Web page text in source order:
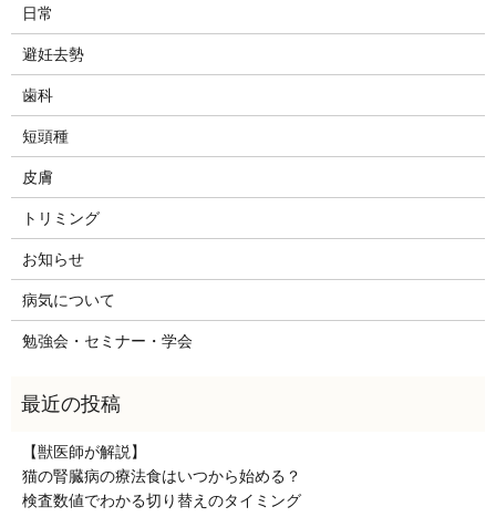
日常
避妊去勢
歯科
短頭種
皮膚
トリミング
お知らせ
病気について
勉強会・セミナー・学会
【獣医師が解説】
猫の腎臓病の療法食はいつから始める？
検査数値でわかる切り替えのタイミング